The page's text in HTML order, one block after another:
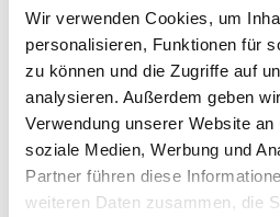
Wir verwenden Cookies, um
personalisieren, Funktionen für
zu können und die Zugriffe auf
analysieren. Außerdem geben
Verwendung unserer Website
soziale Medien, Werbung und
Partner führen diese
weiteren Daten zusammen, die
Zeige15 Produkte pro Seite
15 Produkte pro Seite
30 Produkte pro Seite
45 Produkte pro Seite
Fotohintergrund:
Rosa